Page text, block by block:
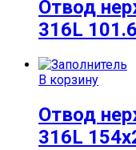
Отвод
316L
В корзину
Отвод
316L